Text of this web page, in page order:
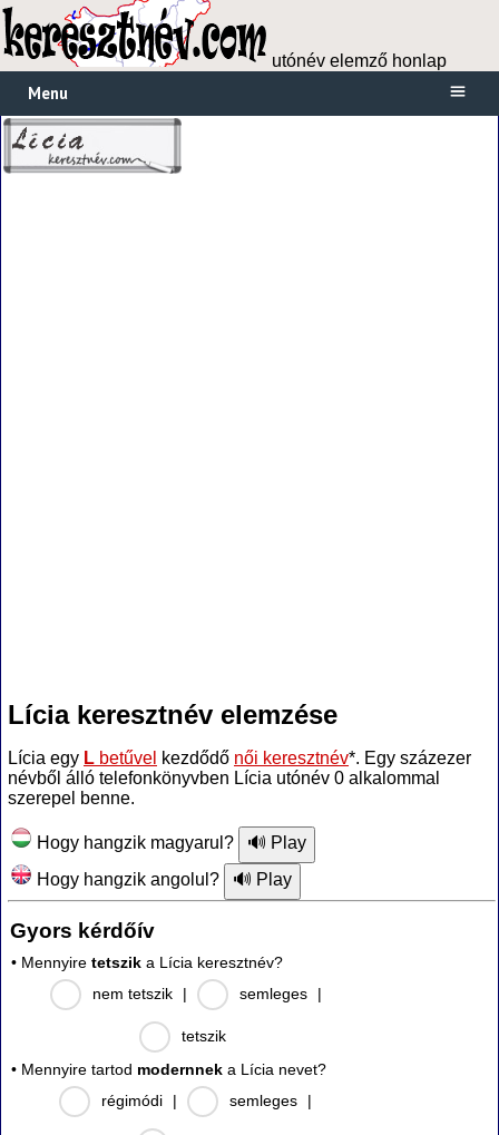
utónév elemző honlap
Menu
Lícia keresztnév elemzése
Lícia egy L betűvel kezdődő női keresztnév*. Egy százezer
névből álló telefonkönyvben Lícia utónév 0 alkalommal
szerepel benne.
Hogy hangzik magyarul?
Hogy hangzik angolul?
Gyors kérdőív
• Mennyire tetszik a Lícia keresztnév?
nem tetszik
| semleges |
tetszik
• Mennyire tartod modernnek a Lícia nevet?
régimódi
| semleges |